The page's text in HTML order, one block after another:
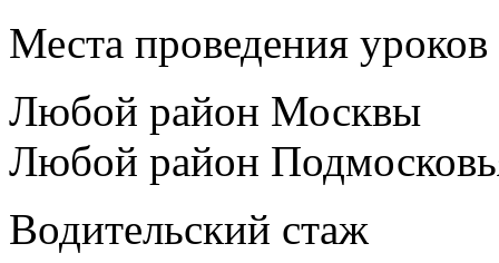
Места проведения уроков
Любой район Москвы
Любой район
Водительский стаж